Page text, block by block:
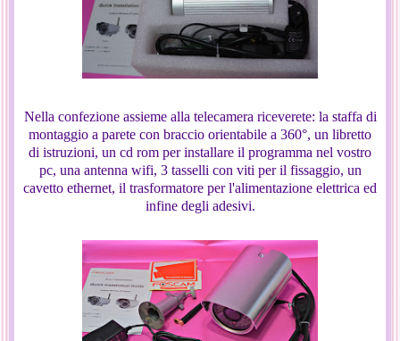
Nella confezione assieme alla telecamera riceverete: la staffa di
montaggio a parete con braccio orientabile a 360°, un libretto
di istruzioni, un cd rom per installare il programma nel vostro
pc, una antenna wifi, 3 tasselli con viti per il fissaggio, un
cavetto ethernet, il trasformatore per l'alimentazione elettrica ed
infine degli adesivi.